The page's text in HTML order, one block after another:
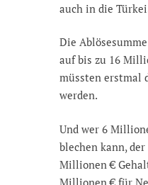
auch in die
Die
auf bis zu 16
müssten erstmal
werden.
Und wer 6
blechen kann,
Millionen €
Millionen € für